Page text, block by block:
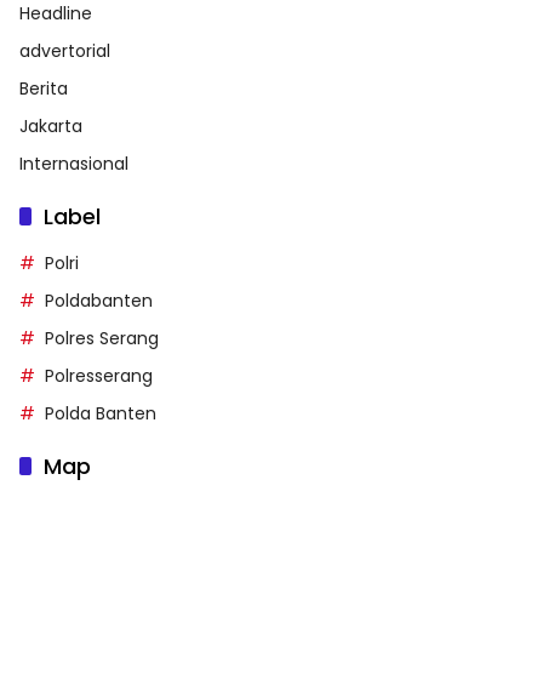
Headline
advertorial
Berita
Jakarta
Internasional
Label
Polri
Poldabanten
Polres Serang
Polresserang
Polda Banten
Map